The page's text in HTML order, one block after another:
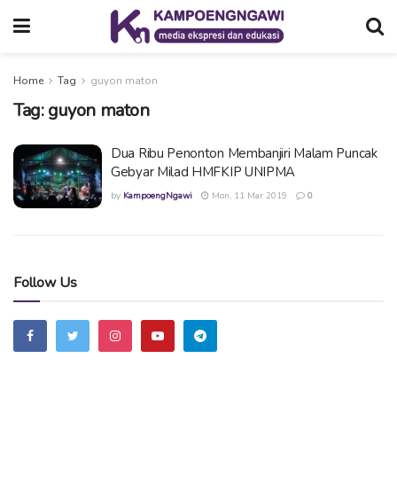
Home Tag guyon maton
Tag:guyon maton
Dua Ribu Penonton Membanjiri Malam Puncak
Gebyar Milad HMFKIP UNIPMA
by KampoengNgawi Mon, 11 Mar 2019 0
Follow Us